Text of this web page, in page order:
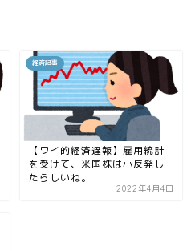
経済記事
【ワイ的経済遅報】雇用統計
を受けて、米国株は小反発し
たらしいね。
2022年4月4日